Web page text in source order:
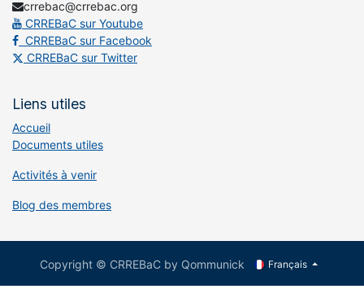
crrebac@crrebac.org
CRREBaC sur Youtube
CRREBaC sur Facebook
CRREBaC sur Twitter
Liens utiles
Accueil
Documents utiles
Activités à venir
Blog des membres
Copyright © CRREBaC by Qommunick Français